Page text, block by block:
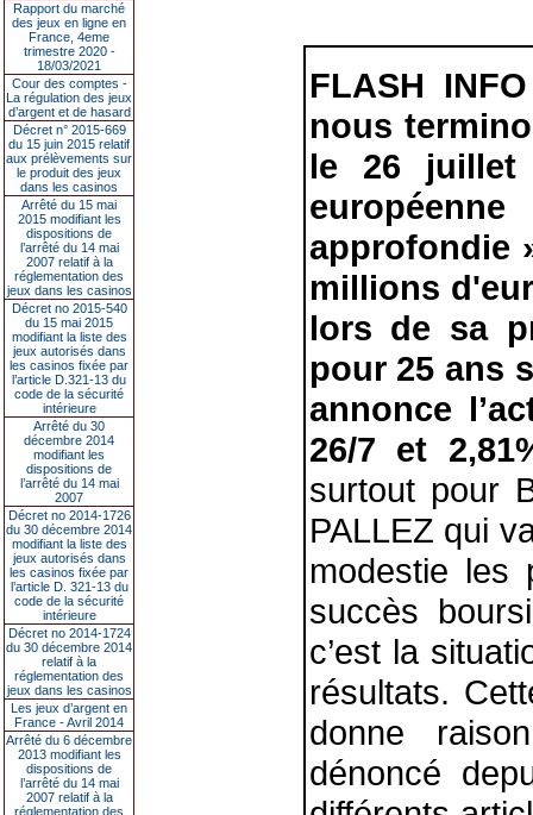
Rapport du marché
des jeux en ligne en
France, 4eme
trimestre 2020 -
18/03/2021
Cour des comptes -
La régulation des jeux
d’argent et de hasard
Décret n° 2015-669
du 15 juin 2015 relatif
aux prélèvements sur
le produit des jeux
dans les casinos
Arrêté du 15 mai
2015 modifiant les
dispositions de
l’arrêté du 14 mai
2007 relatif à la
réglementation des
jeux dans les casinos
Décret no 2015-540
du 15 mai 2015
modifiant la liste des
jeux autorisés dans
les casinos fixée par
l’article D.321-13 du
code de la sécurité
intérieure
Arrêté du 30
décembre 2014
modifiant les
dispositions de
l’arrêté du 14 mai
2007
Décret no 2014-1726
du 30 décembre 2014
modifiant la liste des
jeux autorisés dans
les casinos fixée par
l’article D. 321-13 du
code de la sécurité
intérieure
Décret no 2014-1724
du 30 décembre 2014
relatif à la
réglementation des
jeux dans les casinos
Les jeux d’argent en
France - Avril 2014
Arrêté du 6 décembre
2013 modifiant les
dispositions de
l’arrêté du 14 mai
2007 relatif à la
réglementation des
FLASH
nous
le 26 juillet
approfondie
millions
lors de sa
pour 25 ans
annonce
26/7 et
surtout pour
PALLEZ qui
modestie les
succès
c’est la
résultats.
donne
dénoncé